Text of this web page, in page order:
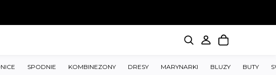
SPODNIE KOMBINEZONY DRESY MARYNARKI BLUZY BUTY